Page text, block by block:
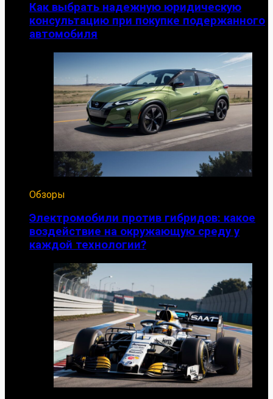
Как выбрать надежную юридическую
консультацию при покупке подержанного
автомобиля
Обзоры
Электромобили против гибридов: какое
воздействие на окружающую среду у
каждой технологии?